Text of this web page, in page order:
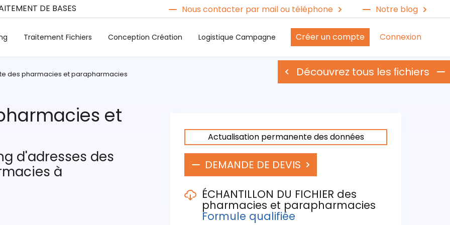
DE BASES Nous contacter par mail ou téléphone Notre blog
Traitement Fichiers Conception Création Logistique Campagne Créer un compte Connexion
des pharmacies et parapharmacies Découvrez tous les ﬁchiers
et
d'adresses des
à
Actualisation permanente des données
DEMANDE DE DEVIS
ÉCHANTILLON DU FICHIER des
pharmacies et parapharmacies
Formule qualifiée